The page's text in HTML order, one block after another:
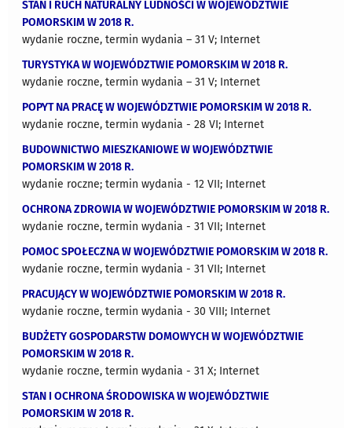
STAN I RUCH NATURALNY LUDNOŚCI W WOJEWÓDZTWIE
POMORSKIM W 2018 R.
wydanie roczne, termin wydania – 31 V; Internet
TURYSTYKA W WOJEWÓDZTWIE POMORSKIM W 2018 R.
wydanie roczne, termin wydania – 31 V; Internet
POPYT NA PRACĘ W WOJEWÓDZTWIE POMORSKIM W 2018 R.
wydanie roczne, termin wydania - 28 VI; Internet
BUDOWNICTWO MIESZKANIOWE W WOJEWÓDZTWIE
POMORSKIM W 2018 R.
wydanie roczne; termin wydania - 12 VII; Internet
OCHRONA ZDROWIA W WOJEWÓDZTWIE POMORSKIM W 2018 R.
wydanie roczne, termin wydania - 31 VII; Internet
POMOC SPOŁECZNA W WOJEWÓDZTWIE POMORSKIM W 2018 R.
wydanie roczne, termin wydania - 31 VII; Internet
PRACUJĄCY W WOJEWÓDZTWIE POMORSKIM W 2018 R.
wydanie roczne, termin wydania - 30 VIII; Internet
BUDŻETY GOSPODARSTW DOMOWYCH W WOJEWÓDZTWIE
POMORSKIM W 2018 R.
wydanie roczne, termin wydania - 31 X; Internet
STAN I OCHRONA ŚRODOWISKA W WOJEWÓDZTWIE
POMORSKIM W 2018 R.